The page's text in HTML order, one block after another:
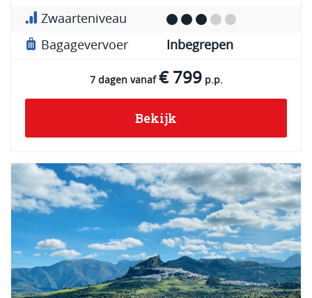
Zwaarteniveau
Bagagevervoer Inbegrepen
7 dagen vanaf € 799p.p.
Bekijk